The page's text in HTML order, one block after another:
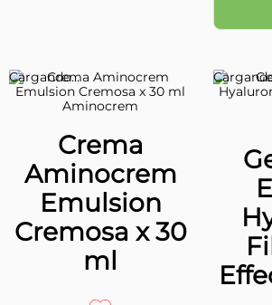
Aminocrem